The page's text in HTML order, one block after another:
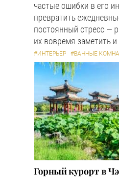
частые ошибки в его
превратить
постоянный стресс —
их вовремя заметить и
#ИНТЕРЬЕР #ВАННЫЕ
Горный курорт в